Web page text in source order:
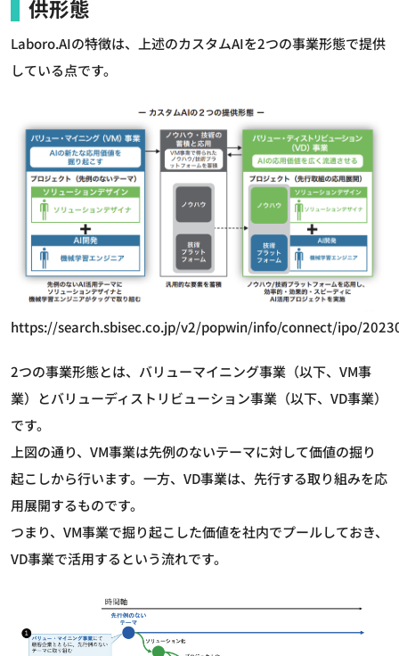
供形態
Laboro.AIの特徴は、上述のカスタムAIを2つの事業形態で提供
している点です。
https://search.sbisec.co.jp/v2/popwin/info/connect/ipo/
2つの事業形態とは、バリューマイニング事業（以下、VM事
業）とバリューディストリビューション事業（以下、VD事業）
です。
上図の通り、VM事業は先例のないテーマに対して価値の掘り
起こしから行います。一方、VD事業は、先行する取り組みを応
用展開するものです。
つまり、VM事業で掘り起こした価値を社内でプールしておき、
VD事業で活用するという流れです。